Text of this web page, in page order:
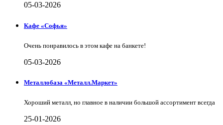
05-03-2026
Кафе «Софья»
Очень понравилось в этом кафе на банкете!
05-03-2026
Металлобаза «Металл.Маркет»
Хороший металл, но главное в наличии большой ассортимент всегда
25-01-2026